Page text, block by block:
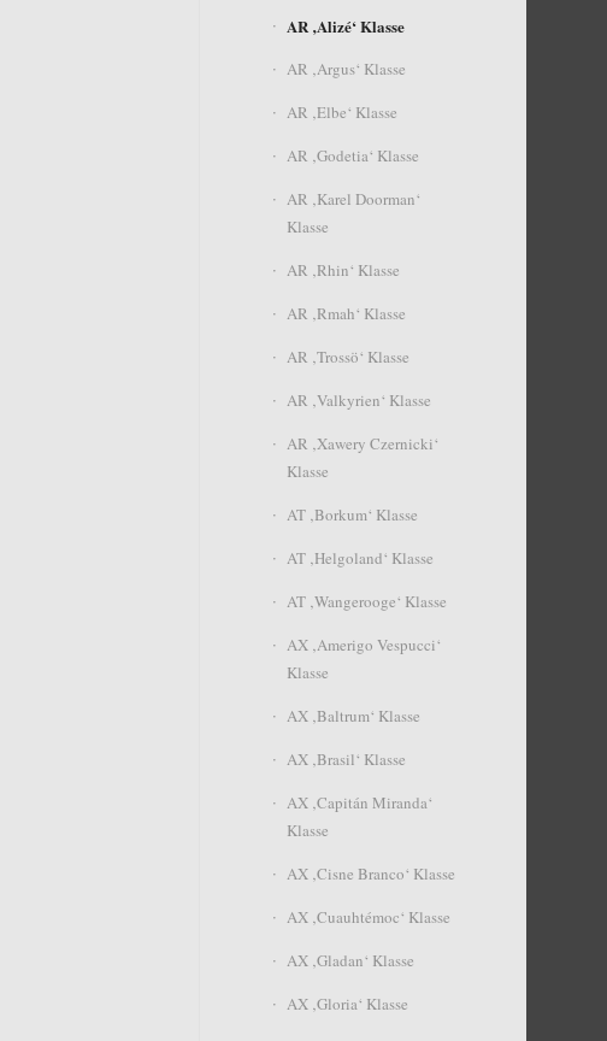
AR ‚Alizé‘ Klasse
AR ‚Argus‘ Klasse
AR ‚Elbe‘ Klasse
AR ‚Godetia‘ Klasse
AR ‚Karel Doorman‘
Klasse
AR ‚Rhin‘ Klasse
AR ‚Rmah‘ Klasse
AR ‚Trossö‘ Klasse
AR ‚Valkyrien‘ Klasse
AR ‚Xawery Czernicki‘
Klasse
AT ‚Borkum‘ Klasse
AT ‚Helgoland‘ Klasse
AT ‚Wangerooge‘ Klasse
AX ‚Amerigo Vespucci‘
Klasse
AX ‚Baltrum‘ Klasse
AX ‚Brasil‘ Klasse
AX ‚Capitán Miranda‘
Klasse
AX ‚Cisne Branco‘ Klasse
AX ‚Cuauhtémoc‘ Klasse
AX ‚Gladan‘ Klasse
AX ‚Gloria‘ Klasse